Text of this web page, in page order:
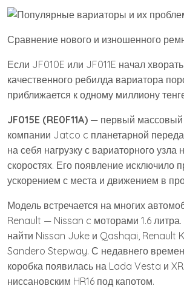
Сравнение нового и изношенного
Если JF010E или JF011E начал
качественного ребилда вариатора
приближается к одному миллиону
JF015E (RE0F11A) — первый массовый
компании Jatco c планетарной
на себя нагрузку с вариаторного узла
скоростях. Его появление исключило
ускорением с места и движением в
Модель встречается на многих
Renault — Nissan c моторами 1.6
найти Nissan Juke и Qashqai, Renault
Sandero Stepway. С недавнего
коробка появилась на Lada Vesta и
ниссановским HR16 под капотом.